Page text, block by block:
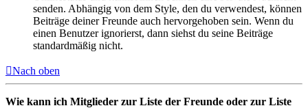
senden. Abhängig von dem Style, den du verwendest, können
Beiträge deiner Freunde auch hervorgehoben sein. Wenn du
einen Benutzer ignorierst, dann siehst du seine Beiträge
standardmäßig nicht.
Nach oben
Wie kann ich Mitglieder zur Liste der Freunde oder zur Liste